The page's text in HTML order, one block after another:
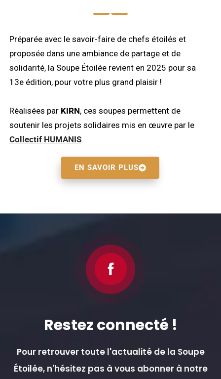
Préparée avec le savoir-faire de chefs étoilés et
proposée dans une ambiance de partage et de
solidarité, la Soupe Étoilée revient en 2025 pour sa
13e édition, pour votre plus grand plaisir !
Réalisées par KIRN, ces soupes permettent de
soutenir les projets solidaires mis en œuvre par le
Collectif HUMANIS.
EN SAVOIR PLUS
Restez connecté !
Pour retrouver toute l'actualité de la Soupe
Étoilée, n'hésitez pas à vous abonner à notre